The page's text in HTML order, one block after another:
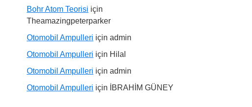
Bohr Atom Teorisi için
Theamazingpeterparker
Otomobil Ampulleri için admin
Otomobil Ampulleri için Hilal
Otomobil Ampulleri için admin
Otomobil Ampulleri için İBRAHİM GÜNEY